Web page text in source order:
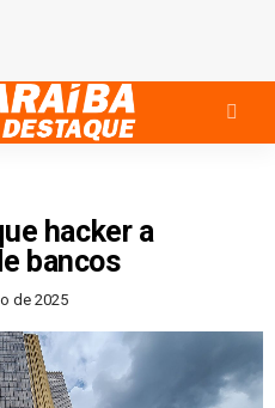
hacker a
bancos
de 2025